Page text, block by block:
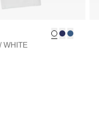
/ WHITE